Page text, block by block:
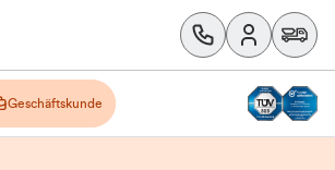
Geschäftskunde